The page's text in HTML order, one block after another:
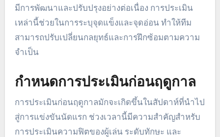
เมื่อใดควรทำการประเมินผล
การปฏิบัติงาน?